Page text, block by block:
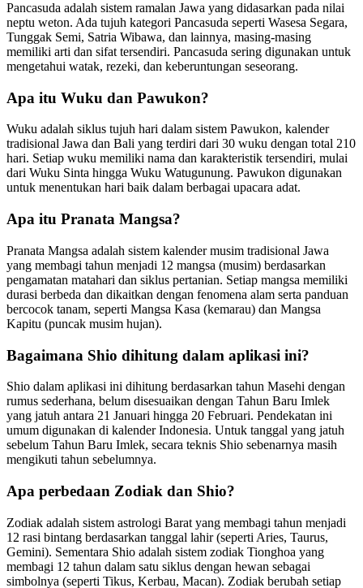
Pancasuda adalah sistem ramalan Jawa yang didasarkan pada nilai
neptu weton. Ada tujuh kategori Pancasuda seperti Wasesa Segara,
Tunggak Semi, Satria Wibawa, dan lainnya, masing-masing
memiliki arti dan sifat tersendiri. Pancasuda sering digunakan untuk
mengetahui watak, rezeki, dan keberuntungan seseorang.
Apa itu Wuku dan Pawukon?
Wuku adalah siklus tujuh hari dalam sistem Pawukon, kalender
tradisional Jawa dan Bali yang terdiri dari 30 wuku dengan total 210
hari. Setiap wuku memiliki nama dan karakteristik tersendiri, mulai
dari Wuku Sinta hingga Wuku Watugunung. Pawukon digunakan
untuk menentukan hari baik dalam berbagai upacara adat.
Apa itu Pranata Mangsa?
Pranata Mangsa adalah sistem kalender musim tradisional Jawa
yang membagi tahun menjadi 12 mangsa (musim) berdasarkan
pengamatan matahari dan siklus pertanian. Setiap mangsa memiliki
durasi berbeda dan dikaitkan dengan fenomena alam serta panduan
bercocok tanam, seperti Mangsa Kasa (kemarau) dan Mangsa
Kapitu (puncak musim hujan).
Bagaimana Shio dihitung dalam aplikasi ini?
Shio dalam aplikasi ini dihitung berdasarkan tahun Masehi dengan
rumus sederhana, belum disesuaikan dengan Tahun Baru Imlek
yang jatuh antara 21 Januari hingga 20 Februari. Pendekatan ini
umum digunakan di kalender Indonesia. Untuk tanggal yang jatuh
sebelum Tahun Baru Imlek, secara teknis Shio sebenarnya masih
mengikuti tahun sebelumnya.
Apa perbedaan Zodiak dan Shio?
Zodiak adalah sistem astrologi Barat yang membagi tahun menjadi
12 rasi bintang berdasarkan tanggal lahir (seperti Aries, Taurus,
Gemini). Sementara Shio adalah sistem zodiak Tionghoa yang
membagi 12 tahun dalam satu siklus dengan hewan sebagai
simbolnya (seperti Tikus, Kerbau, Macan). Zodiak berubah setiap